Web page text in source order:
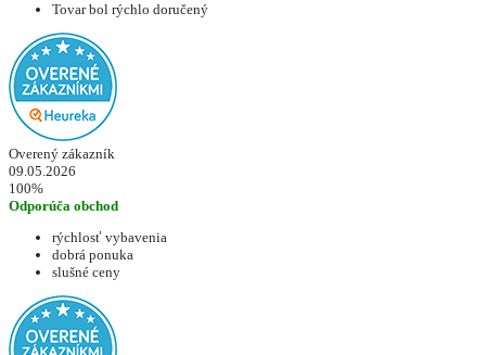
Tovar bol rýchlo doručený
Overený zákazník
09.05.2026
100%
Odporúča obchod
rýchlosť vybavenia
dobrá ponuka
slušné ceny